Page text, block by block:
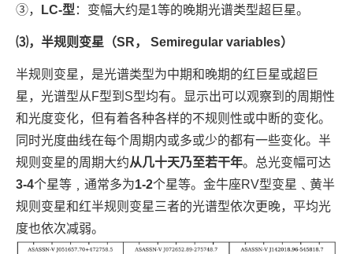
③，
LC-型：变幅大约是1等的晚期光谱类型超巨星。
⑶，半规则变星（SR， Semiregular variables）
半规则变星，是光谱类型为中期和晚期的红巨星或超巨
星，光谱型从F型到S型均有。显示出可以观察到的周期性
和光度变化，但有着各种各样的不规则性或中断的变化。
同时光度曲线在每个周期内或多或少的都有一些变化。半
规则变星的周期大约从几十天乃至若干年。总光变幅可达
3-4个星等﹐通常多为1-2个星等。金牛座RV型变星﹑黄半
规则变星和红半规则变星三者的光谱型依次更晚，平均光
度也依次减弱。